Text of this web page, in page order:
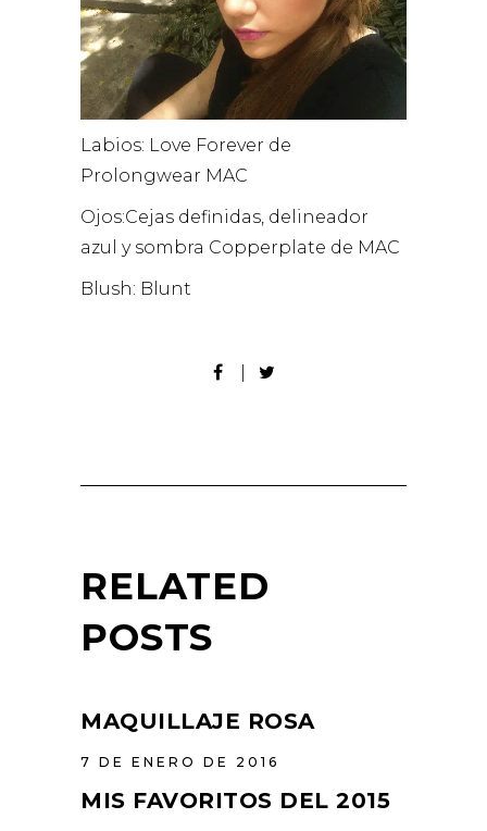
Labios: Love Forever de
Prolongwear MAC
Ojos:Cejas definidas, delineador
azul y sombra Copperplate de MAC
Blush: Blunt
RELATED
POSTS
MAQUILLAJE ROSA
7 DE ENERO DE 2016
MIS FAVORITOS DEL 2015